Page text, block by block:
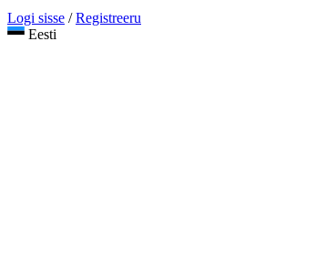
Logi sisse / Registreeru
Eesti